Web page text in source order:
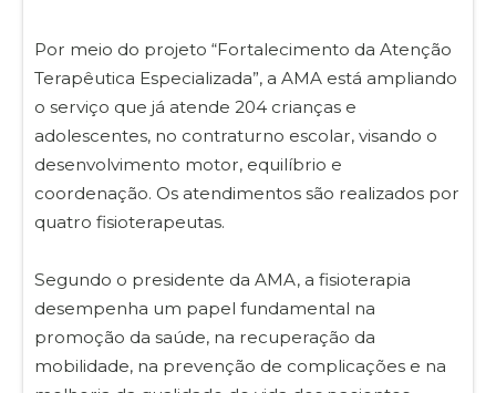
Por meio do projeto “Fortalecimento da Atenção
Terapêutica Especializada”, a AMA está ampliando
o serviço que já atende 204 crianças e
adolescentes, no contraturno escolar, visando o
desenvolvimento motor, equilíbrio e
coordenação. Os atendimentos são realizados por
quatro fisioterapeutas.
Segundo o presidente da AMA, a fisioterapia
desempenha um papel fundamental na
promoção da saúde, na recuperação da
mobilidade, na prevenção de complicações e na